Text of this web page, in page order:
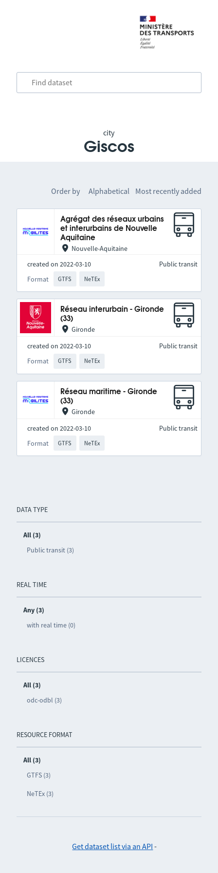
city
Giscos
DATA TYPE
All (3)
Public transit (3)
REAL TIME
Any (3)
with real time (0)
LICENCES
All (3)
odc-odbl (3)
RESOURCE FORMAT
All (3)
GTFS (3)
NeTEx (3)
Order by Alphabetical Most recently added
Agrégat des réseaux urbains
et interurbains de Nouvelle
Aquitaine
Nouvelle-Aquitaine
created on 2022-03-10
Format
GTFS NeTEx
Public transit
Réseau interurbain - Gironde
(33)
Gironde
created on 2022-03-10
Format
GTFS NeTEx
Public transit
Réseau maritime - Gironde
(33)
Gironde
created on 2022-03-10
Format
GTFS NeTEx
Public transit
Get dataset list via an API -